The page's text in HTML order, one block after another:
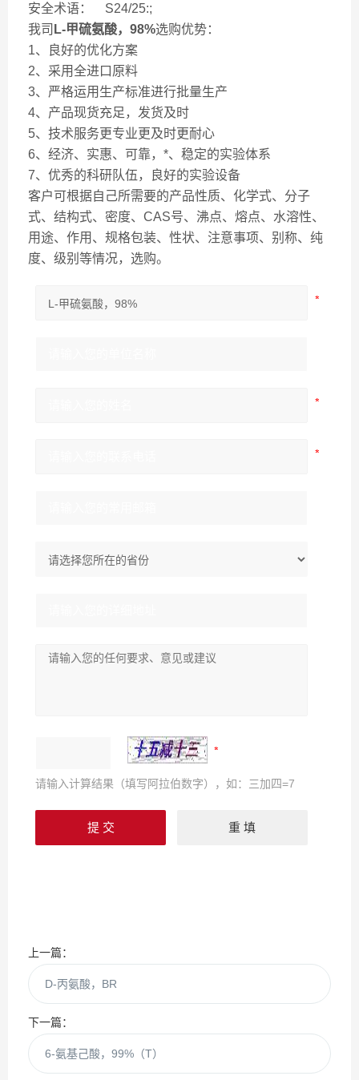
安全术语： S24/25:;
我司 L-甲硫氨酸，98%选购优势：
1、良好的优化方案
2、采用全进口原料
3、严格运用生产标准进行批量生产
4、产品现货充足，发货及时
5、技术服务更专业更及时更耐心
6、经济、实惠、可靠，*、稳定的实验体系
7、优秀的科研队伍，良好的实验设备
客户可根据自己所需要的产品性质、化学式、分子
式、结构式、密度、CAS号、沸点、熔点、水溶性、
用途、作用、规格包装、性状、注意事项、别称、纯
度、级别等情况，选购。
请输入计算结果（填写阿拉伯数字），如：三加四=7
上一篇：
D-丙氨酸，BR
下一篇：
6-氨基己酸，99%（T）